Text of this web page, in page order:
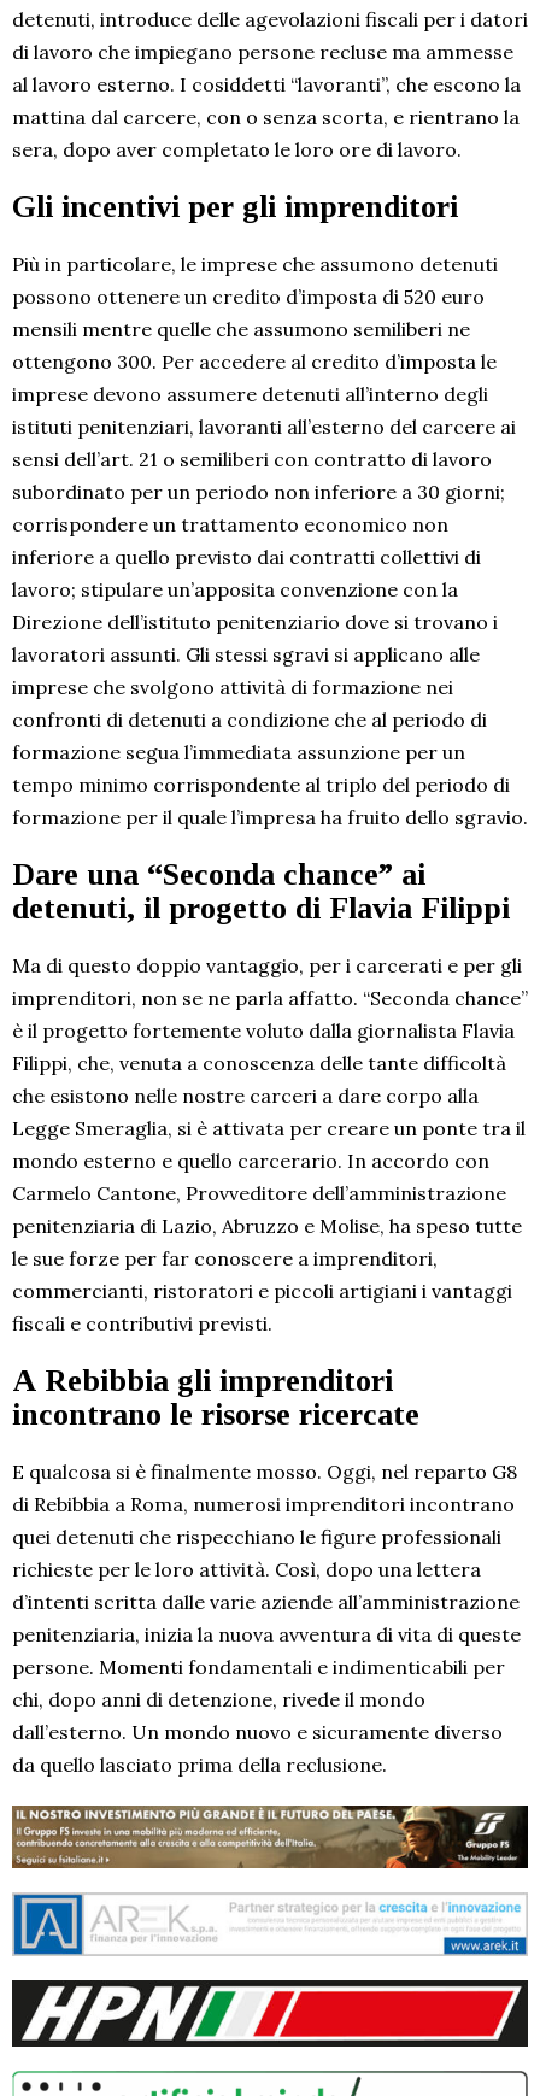
detenuti, introduce delle agevolazioni fiscali per i datori
di lavoro che impiegano persone recluse ma ammesse
al lavoro esterno. I cosiddetti “lavoranti”, che escono la
mattina dal carcere, con o senza scorta, e rientrano la
sera, dopo aver completato le loro ore di lavoro.
Gli incentivi per gli imprenditori
Più in particolare, le imprese che assumono detenuti
possono ottenere un credito d’imposta di 520 euro
mensili mentre quelle che assumono semiliberi ne
ottengono 300. Per accedere al credito d’imposta le
imprese devono assumere detenuti all’interno degli
istituti penitenziari, lavoranti all’esterno del carcere ai
sensi dell’art. 21 o semiliberi con contratto di lavoro
subordinato per un periodo non inferiore a 30 giorni;
corrispondere un trattamento economico non
inferiore a quello previsto dai contratti collettivi di
lavoro; stipulare un’apposita convenzione con la
Direzione dell’istituto penitenziario dove si trovano i
lavoratori assunti. Gli stessi sgravi si applicano alle
imprese che svolgono attività di formazione nei
confronti di detenuti a condizione che al periodo di
formazione segua l’immediata assunzione per un
tempo minimo corrispondente al triplo del periodo di
formazione per il quale l’impresa ha fruito dello sgravio.
Dare una “Seconda chance” ai
detenuti, il progetto di Flavia Filippi
Ma di questo doppio vantaggio, per i carcerati e per gli
imprenditori, non se ne parla affatto. “Seconda chance”
è il progetto fortemente voluto dalla giornalista Flavia
Filippi, che, venuta a conoscenza delle tante difficoltà
che esistono nelle nostre carceri a dare corpo alla
Legge Smeraglia, si è attivata per creare un ponte tra il
mondo esterno e quello carcerario. In accordo con
Carmelo Cantone, Provveditore dell’amministrazione
penitenziaria di Lazio, Abruzzo e Molise, ha speso tutte
le sue forze per far conoscere a imprenditori,
commercianti, ristoratori e piccoli artigiani i vantaggi
fiscali e contributivi previsti.
A Rebibbia gli imprenditori
incontrano le risorse ricercate
E qualcosa si è finalmente mosso. Oggi, nel reparto G8
di Rebibbia a Roma, numerosi imprenditori incontrano
quei detenuti che rispecchiano le figure professionali
richieste per le loro attività. Così, dopo una lettera
d’intenti scritta dalle varie aziende all’amministrazione
penitenziaria, inizia la nuova avventura di vita di queste
persone. Momenti fondamentali e indimenticabili per
chi, dopo anni di detenzione, rivede il mondo
dall’esterno. Un mondo nuovo e sicuramente diverso
da quello lasciato prima della reclusione.